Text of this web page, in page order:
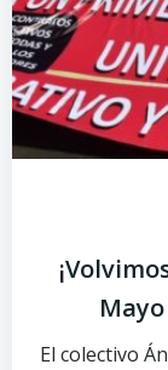
El colectivo